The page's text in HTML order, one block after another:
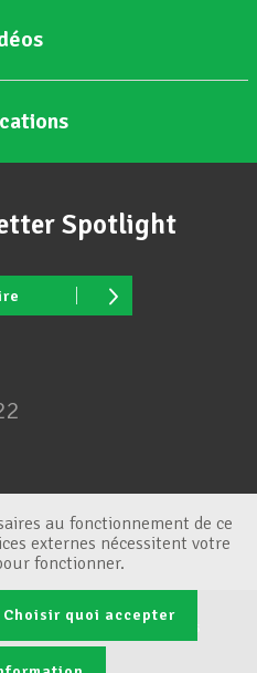
Spotlight
Gestion des cookies
au fonctionnement de ce
externes nécessitent votre
fonctionner.
Choisir quoi accepter